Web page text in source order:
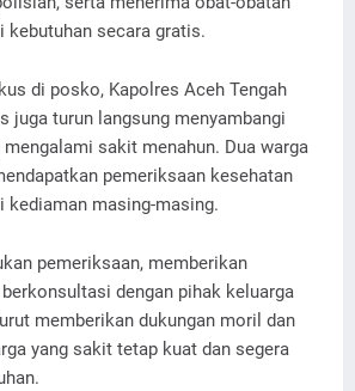
kebutuhan secara gratis.
di posko, Kapolres Aceh Tengah
juga turun langsung menyambangi
mengalami sakit menahun. Dua warga
pemeriksaan kesehatan
kediaman masing-masing.
pemeriksaan, memberikan
dengan pihak keluarga
memberikan dukungan moril dan
yang sakit tetap kuat dan segera